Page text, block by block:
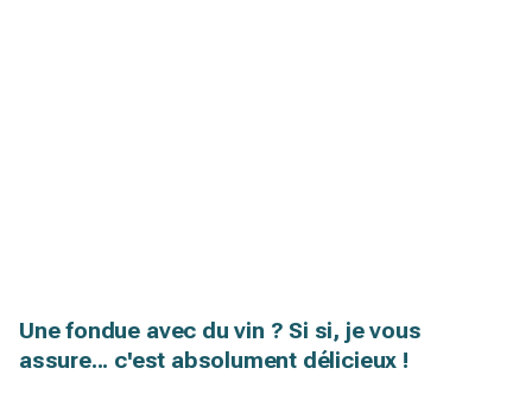
Une fondue avec du vin ? Si si, je vous
assure... c'est absolument délicieux !